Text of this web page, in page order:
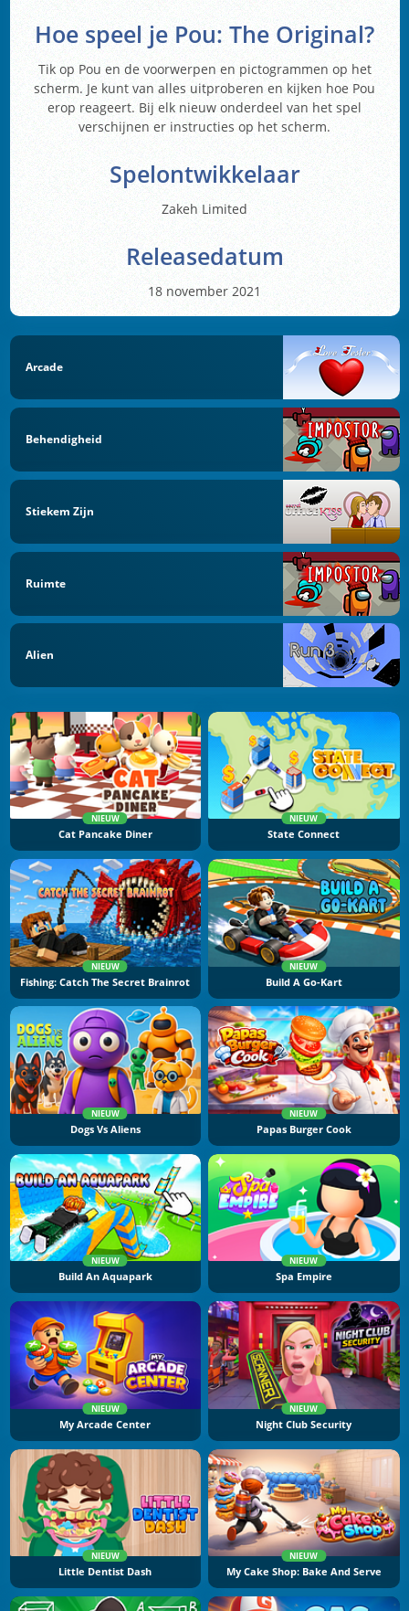
Hoe speel je Pou: The Original?
Tik op Pou en de voorwerpen en pictogrammen op het
scherm. Je kunt van alles uitproberen en kijken hoe Pou
erop reageert. Bij elk nieuw onderdeel van het spel
verschijnen er instructies op het scherm.
Spelontwikkelaar
Zakeh Limited
Releasedatum
18 november 2021
Arcade
Behendigheid
Stiekem Zijn
Ruimte
Alien
NIEUW
Cat Pancake Diner
NIEUW
State Connect
NIEUW
Fishing: Catch The Secret Brainrot
NIEUW
Build A Go-Kart
NIEUW
Dogs Vs Aliens
NIEUW
Papas Burger Cook
NIEUW
Build An Aquapark
NIEUW
Spa Empire
NIEUW
My Arcade Center
NIEUW
Night Club Security
NIEUW
Little Dentist Dash
NIEUW
My Cake Shop: Bake And Serve